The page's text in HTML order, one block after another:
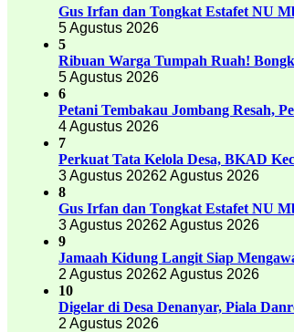
Gus Irfan dan Tongkat Estafet NU
5 Agustus 2026
5
Ribuan Warga Tumpah Ruah!
5 Agustus 2026
6
Petani Tembakau Jombang Resah,
4 Agustus 2026
7
Perkuat Tata Kelola Desa, BKAD
3 Agustus 20262 Agustus 2026
8
Gus Irfan dan Tongkat Estafet NU
3 Agustus 20262 Agustus 2026
9
Jamaah Kidung Langit Siap
2 Agustus 20262 Agustus 2026
10
Digelar di Desa Denanyar, Piala
2 Agustus 2026